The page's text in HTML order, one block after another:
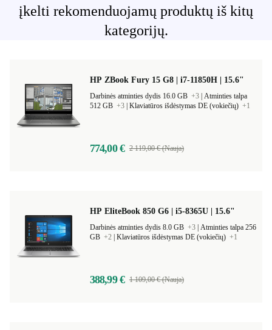
įkelti rekomenduojamų produktų iš kitų
kategorijų.
HP ZBook Fury 15 G8 | i7-11850H | 15.6"
Darbinės atminties dydis 16.0 GB +3 Atminties talpa
512 GB +3 Klaviatūros išdėstymas DE (vokiečių) +1
774,00 € 2 119,00 € (Nauja)
HP EliteBook 850 G6 | i5-8365U | 15.6"
Darbinės atminties dydis 8.0 GB +3 Atminties talpa 256
GB +2 Klaviatūros išdėstymas DE (vokiečių) +1
388,99 € 1 109,00 € (Nauja)